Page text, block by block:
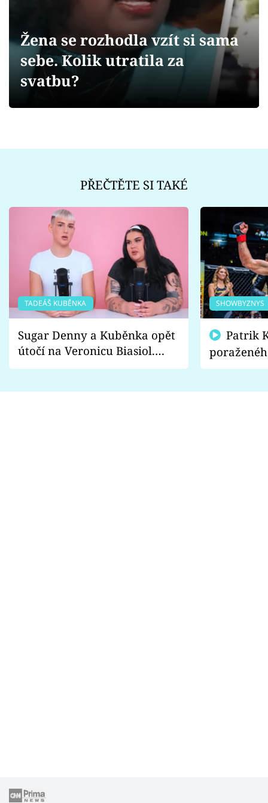
Videa
Sledujte prima+
Žena se rozhodla vzít si sama
sebe. Kolik utratila za
svatbu?
PŘEČTĚTE SI TAKÉ
TADEÁŠ KUBĚNKA
Sugar Denny a Kuběnka opět
útočí na Veronicu Biasiol.
Proč je podle nich falešná a
SHOWBYZNYS
fanoušci